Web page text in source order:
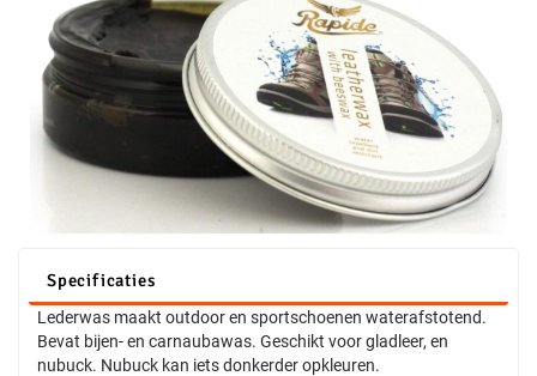
Specificaties
Lederwas maakt outdoor en sportschoenen waterafstotend.
Bevat bijen- en carnaubawas. Geschikt voor gladleer, en
nubuck. Nubuck kan iets donkerder opkleuren.